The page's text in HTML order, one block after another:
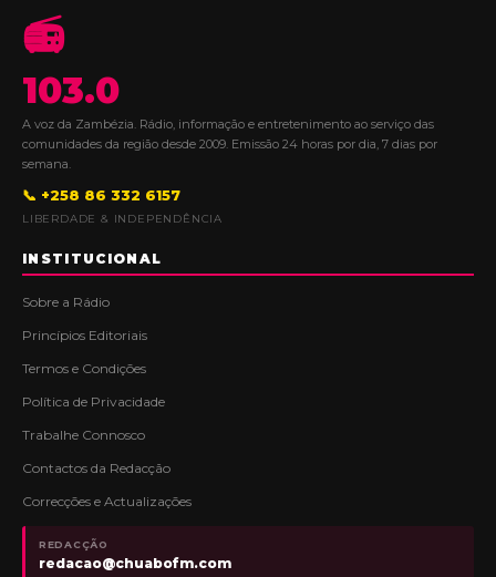
📻
103.0
A voz da Zambézia. Rádio, informação e entretenimento ao serviço das
comunidades da região desde 2009. Emissão 24 horas por dia, 7 dias por
semana.
📞 +258 86 332 6157
LIBERDADE & INDEPENDÊNCIA
INSTITUCIONAL
Sobre a Rádio
Princípios Editoriais
Termos e Condições
Política de Privacidade
Trabalhe Connosco
Contactos da Redacção
Correcções e Actualizações
REDACÇÃO
redacao@chuabofm.com